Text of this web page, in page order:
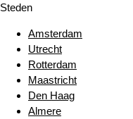
Steden
Amsterdam
Utrecht
Rotterdam
Maastricht
Den Haag
Almere